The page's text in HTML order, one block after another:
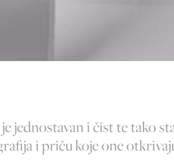
jednostavan i čist te tako
i priču koje one